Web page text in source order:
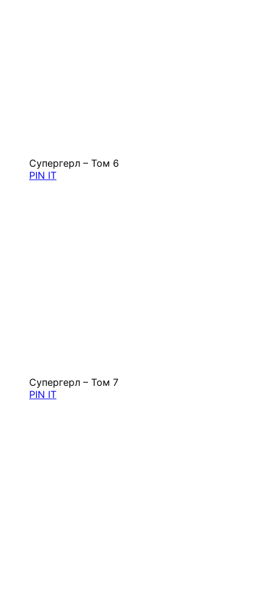
Супергерл – Том 6
PIN IT
Супергерл – Том 7
PIN IT